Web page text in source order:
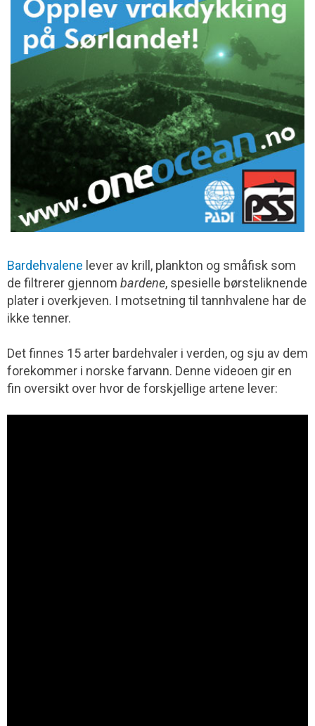
Bardehvalene lever av krill, plankton og småfisk som
de filtrerer gjennom bardene, spesielle børsteliknende
plater i overkjeven. I motsetning til tannhvalene har de
ikke tenner.
Det finnes 15 arter bardehvaler i verden, og sju av dem
forekommer i norske farvann. Denne videoen gir en
fin oversikt over hvor de forskjellige artene lever: